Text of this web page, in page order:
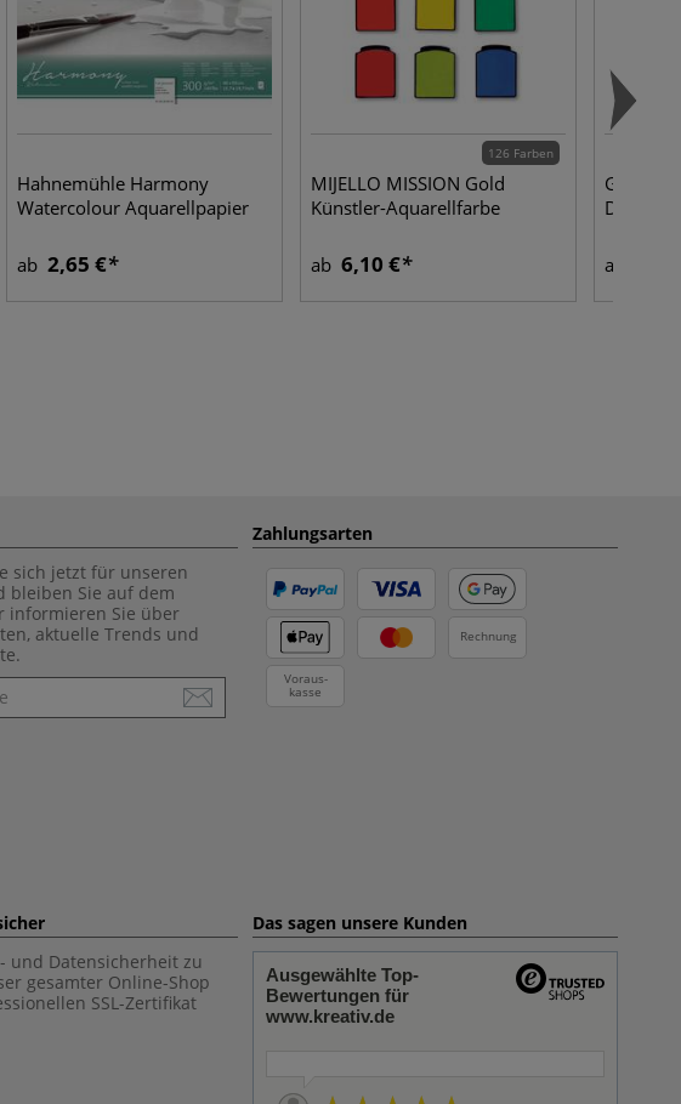
Hahnemühle Harmony
Watercolour Aquarellpapier
ab 2,65 €
126 Farben
MIJELLO MISSION Gold
Künstler-Aquarellfarbe
ab 6,10 €
Detail-
ab
sich jetzt für unseren
bleiben Sie auf dem
informieren Sie über
aktuelle Trends und
Zahlungsarten
Rechnung
Voraus-
kasse
und Datensicherheit zu
gesamter Online-Shop
SSL-Zertifikat
Das sagen unsere Kunden
Ausgewählte Top-
Bewertungen für
www.kreativ.de